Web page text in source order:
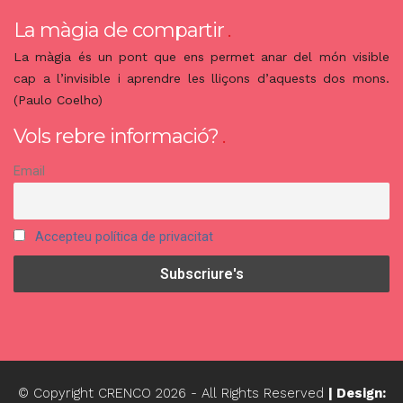
La màgia de compartir
La màgia és un pont que ens permet anar del món visible
cap a l’invisible i aprendre les lliçons d’aquests dos mons.
(Paulo Coelho)
Vols rebre informació?
Email
Accepteu política de privacitat
© Copyright CRENCO 2026 - All Rights Reserved | Design: